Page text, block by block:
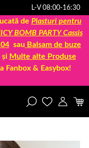
L-V 08:00-16:30
de Plasturi pentru
BOMB PARTY Cassis
sau Balsam de buze
și Multe alte Produse
Fanbox & Easybox!